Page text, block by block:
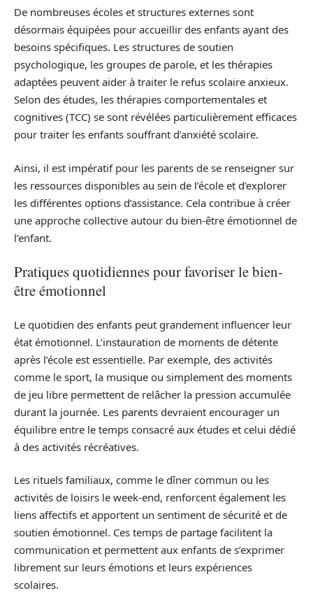
De nombreuses écoles et structures externes sont
désormais équipées pour accueillir des enfants ayant des
besoins spécifiques. Les structures de soutien
psychologique, les groupes de parole, et les thérapies
adaptées peuvent aider à traiter le refus scolaire anxieux.
Selon des études, les thérapies comportementales et
cognitives (TCC) se sont révélées particulièrement efficaces
pour traiter les enfants souffrant d’anxiété scolaire.
Ainsi, il est impératif pour les parents de se renseigner sur
les ressources disponibles au sein de l’école et d’explorer
les différentes options d’assistance. Cela contribue à créer
une approche collective autour du bien-être émotionnel de
l’enfant.
Pratiques quotidiennes pour favoriser le bien-
être émotionnel
Le quotidien des enfants peut grandement influencer leur
état émotionnel. L’instauration de moments de détente
après l’école est essentielle. Par exemple, des activités
comme le sport, la musique ou simplement des moments
de jeu libre permettent de relâcher la pression accumulée
durant la journée. Les parents devraient encourager un
équilibre entre le temps consacré aux études et celui dédié
à des activités récréatives.
Les rituels familiaux, comme le dîner commun ou les
activités de loisirs le week-end, renforcent également les
liens affectifs et apportent un sentiment de sécurité et de
soutien émotionnel. Ces temps de partage facilitent la
communication et permettent aux enfants de s’exprimer
librement sur leurs émotions et leurs expériences
scolaires.